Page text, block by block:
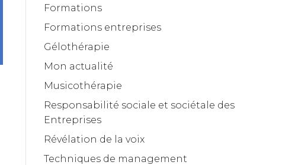
Formations
Formations entreprises
Gélothérapie
Mon actualité
Musicothérapie
Responsabilité sociale et sociétale des
Entreprises
Révélation de la voix
Techniques de management